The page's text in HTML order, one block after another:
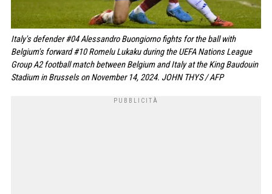
Italy's defender #04 Alessandro Buongiorno fights for the ball with
Belgium's forward #10 Romelu Lukaku during the UEFA Nations League
Group A2 football match between Belgium and Italy at the King Baudouin
Stadium in Brussels on November 14, 2024. JOHN THYS / AFP